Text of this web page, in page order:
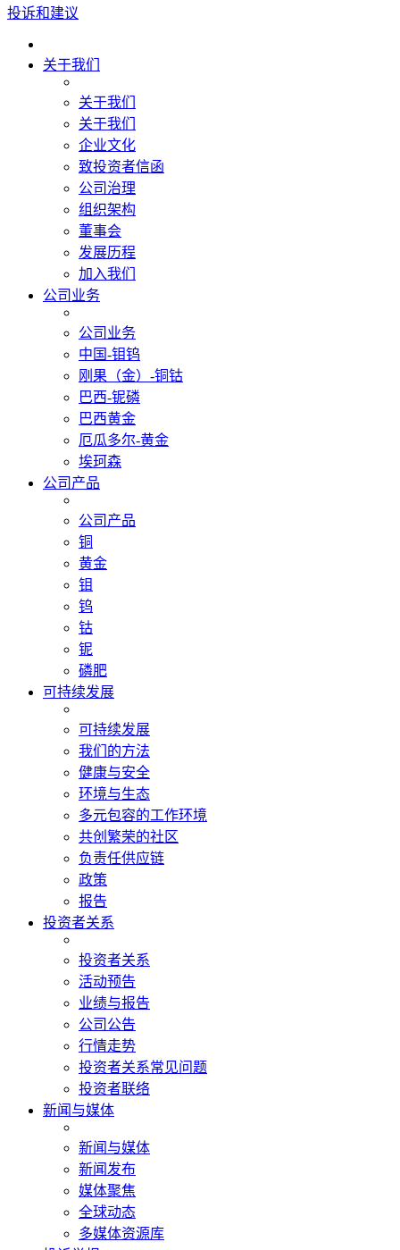
投诉和建议
关于我们
关于我们
关于我们
企业文化
致投资者信函
公司治理
组织架构
董事会
发展历程
加入我们
公司业务
公司业务
中国-钼钨
刚果（金）-铜钴
巴西-铌磷
巴西黄金
厄瓜多尔-黄金
埃珂森
公司产品
公司产品
铜
黄金
钼
钨
钴
铌
磷肥
可持续发展
可持续发展
我们的方法
健康与安全
环境与生态
多元包容的工作环境
共创繁荣的社区
负责任供应链
政策
报告
投资者关系
投资者关系
活动预告
业绩与报告
公司公告
行情走势
投资者关系常见问题
投资者联络
新闻与媒体
新闻与媒体
新闻发布
媒体聚焦
全球动态
多媒体资源库